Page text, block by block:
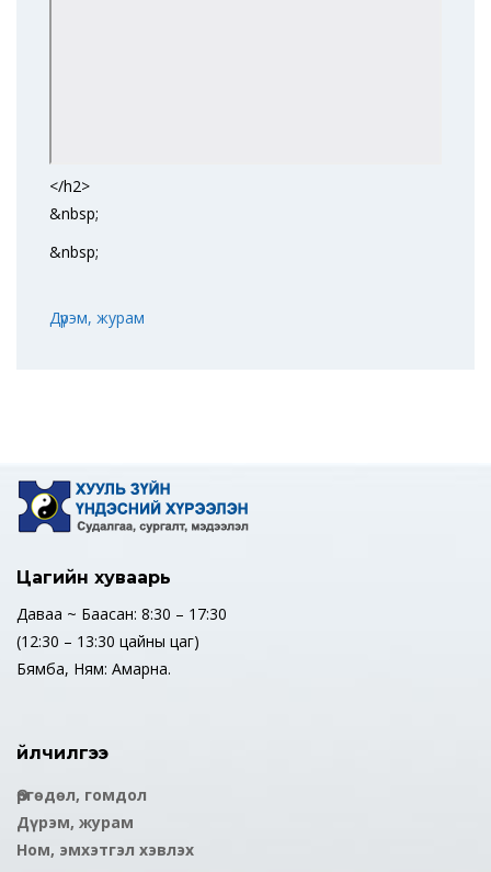
</h2>
&nbsp;
&nbsp;
Дүрэм, журам
Цагийн хуваарь
Даваа ~ Баасан: 8:30 – 17:30
(12:30 – 13:30 цайны цаг)
Бямба, Ням: Амарна.
Үйлчилгээ
Өргөдөл, гомдол
Дүрэм, журам
Ном, эмхэтгэл хэвлэх